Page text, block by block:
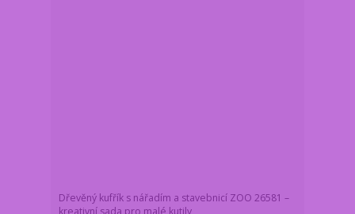
Dřevěný kufřík s nářadím a stavebnicí ZOO 26581 –
kreativní sada pro malé kutily